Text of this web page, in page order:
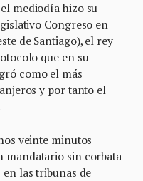
mediodía hizo su
Congreso en
de Santiago), el rey
que en su
como el más
y por tanto el
veinte minutos
mandatario sin corbata
las tribunas de